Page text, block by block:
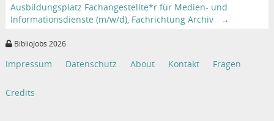
Ausbildungsplatz Fachangestellte*r für Medien- und
Informationsdienste (m/w/d), Fachrichtung Archiv
→
BiblioJobs 2026
Impressum Datenschutz About Kontakt Fragen
Credits